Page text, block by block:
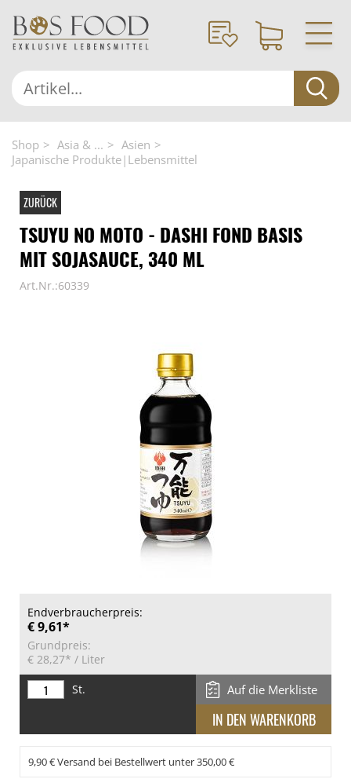
Shop Asia & ...
Asien
Japanische Produkte|Lebensmittel
ZURÜCK
TSUYU NO MOTO - DASHI FOND BASIS
MIT SOJASAUCE, 340 ML
Art.Nr.:60339
Endverbraucherpreis:
€ 9,61*
Grundpreis:
€ 28,27* / Liter
St.
Auf die Merkliste
9,90 € Versand bei Bestellwert unter 350,00 €